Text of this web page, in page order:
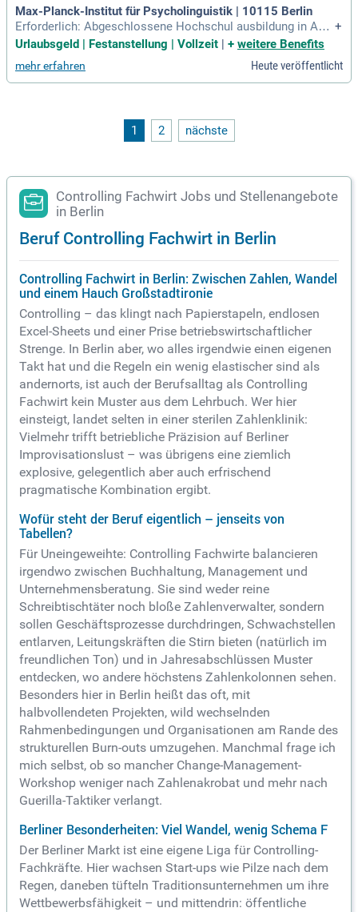
Max-Planck-Institut für Psycholinguistik | 10115 Berlin
Erforderlich: Abgeschlossene Hochschul ausbildung in Acc
ounting und Controlling, Finance oder BWL oder eine Qualifi
(AL II); Mindestens 3 Jahre Berufs erfahrung in der Finanz bu
chhaltung mit
+
Urlaubsgeld | Festanstellung | Vollzeit
+ weitere Benefits
mehr erfahren Heute veröffentlicht
1 2 nächste
Controlling Fachwirt Jobs und Stellenangebote
in Berlin
Beruf Controlling Fachwirt in Berlin
Controlling Fachwirt in Berlin: Zwischen Zahlen, Wandel
und einem Hauch Großstadtironie
Controlling – das klingt nach Papierstapeln, endlosen
Excel-Sheets und einer Prise betriebswirtschaftlicher
Strenge. In Berlin aber, wo alles irgendwie einen eigenen
Takt hat und die Regeln ein wenig elastischer sind als
andernorts, ist auch der Berufsalltag als Controlling
Fachwirt kein Muster aus dem Lehrbuch. Wer hier
einsteigt, landet selten in einer sterilen Zahlenklinik:
Vielmehr trifft betriebliche Präzision auf Berliner
Improvisationslust – was übrigens eine ziemlich
explosive, gelegentlich aber auch erfrischend
pragmatische Kombination ergibt.
Wofür steht der Beruf eigentlich – jenseits von
Tabellen?
Für Uneingeweihte: Controlling Fachwirte balancieren
irgendwo zwischen Buchhaltung, Management und
Unternehmensberatung. Sie sind weder reine
Schreibtischtäter noch bloße Zahlenverwalter, sondern
sollen Geschäftsprozesse durchdringen, Schwachstellen
entlarven, Leitungskräften die Stirn bieten (natürlich im
freundlichen Ton) und in Jahresabschlüssen Muster
entdecken, wo andere höchstens Zahlenkolonnen sehen.
Besonders hier in Berlin heißt das oft, mit
halbvollendeten Projekten, wild wechselnden
Rahmenbedingungen und Organisationen am Rande des
strukturellen Burn-outs umzugehen. Manchmal frage ich
mich selbst, ob so mancher Change-Management-
Workshop weniger nach Zahlenakrobat und mehr nach
Guerilla-Taktiker verlangt.
Berliner Besonderheiten: Viel Wandel, wenig Schema F
Der Berliner Markt ist eine eigene Liga für Controlling-
Fachkräfte. Hier wachsen Start-ups wie Pilze nach dem
Regen, daneben tüfteln Traditionsunternehmen um ihre
Wettbewerbsfähigkeit – und mittendrin: öffentliche